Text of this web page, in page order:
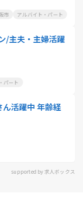
市 アルバイト・パート
/主夫・主婦活躍
パート
活躍中 年齢経
supported by 求人ボックス